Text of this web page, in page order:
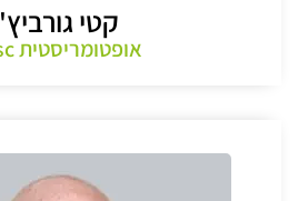
קטי גורביץ'
אופטומריסטית B.sc